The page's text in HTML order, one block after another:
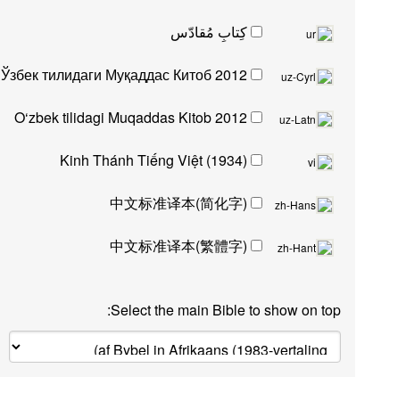
ur کِتابِ مُقادّس
uz-Cyrl
Ўзбек тилидаги Муқаддас Китоб 2012
uz-Latn
O‘zbek tilidagi Muqaddas Kitob 2012
vi
Kinh Thánh Tiếng Việt (1934)
zh-Hans
中文标准译本(简化字)
zh-Hant
中文标准译本(繁體字)
Select the main Bible to show on top: